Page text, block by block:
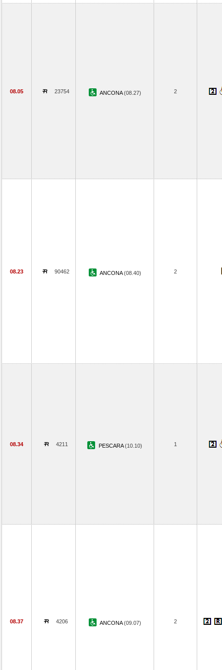
08.05 23754 ANCONA(08.27) 2
08.23 90462 ANCONA(08.40) 2
08.34 4211 PESCARA(10.10) 1
08.37 4206 ANCONA(09.07) 2